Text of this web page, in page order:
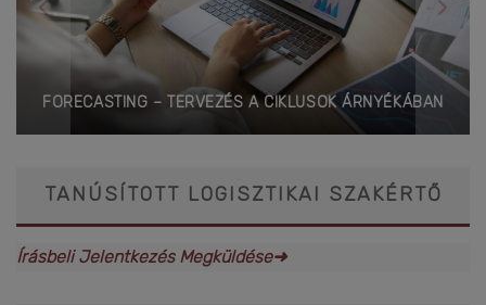
FORECASTING – TERVEZÉS A CIKLUSOK ÁRNYÉKÁBAN
TANÚSÍTOTT LOGISZTIKAI SZAKÉRTŐ
Írásbeli Jelentkezés Megküldése➜